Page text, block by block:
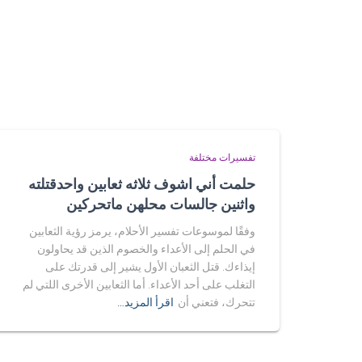
تفسيرات مختلفة
حلمت أني اشوف ثلاثه ثعابين واحدقتلته
واثنين جالسات محلهن ماتحركين
وفقًا لموسوعات تفسير الأحلام، يرمز رؤية الثعابين
في الحلم إلى الأعداء والخصوم الذين قد يحاولون
إيذاءك. قتل الثعبان الأول يشير إلى قدرتك على
التغلب على أحد الأعداء. أما الثعابين الأخرى اللتي لم
تتحرك، فتعني أن اقرأ المزيد…